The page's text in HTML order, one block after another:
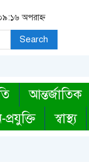
অপরাহ্ন
Search
আন্তর্জাতিক
প্রযুক্তি স্বাস্থ্য